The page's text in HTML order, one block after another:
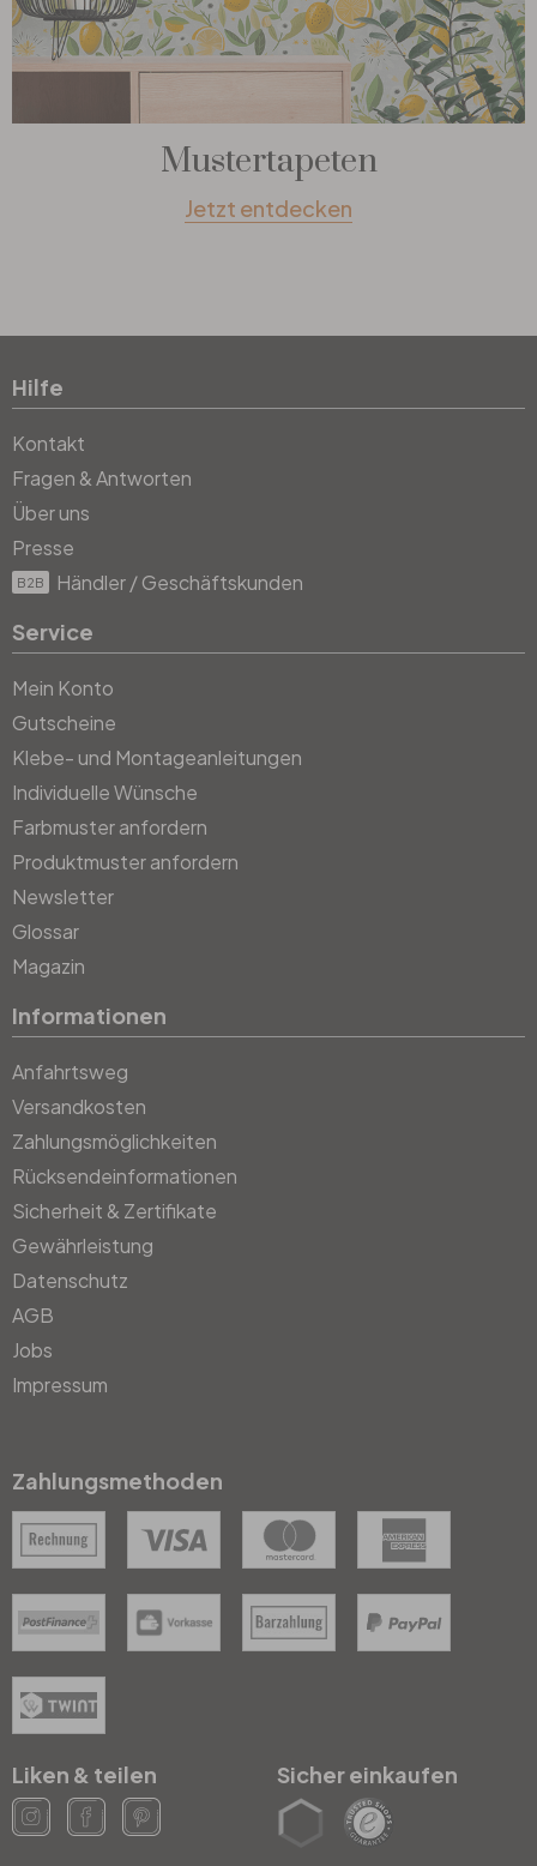
Mustertapeten
Jetzt entdecken
Hilfe
Kontakt
Fragen & Antworten
Über uns
Presse
B2B Händler / Geschäftskunden
Service
Mein Konto
Gutscheine
Klebe- und Montageanleitungen
Individuelle Wünsche
Farbmuster anfordern
Produktmuster anfordern
Newsletter
Glossar
Magazin
Informationen
Anfahrtsweg
Versandkosten
Zahlungsmöglichkeiten
Rücksendeinformationen
Sicherheit & Zertifikate
Gewährleistung
Datenschutz
AGB
Jobs
Impressum
Zahlungsmethoden
Liken & teilen Sicher einkaufen